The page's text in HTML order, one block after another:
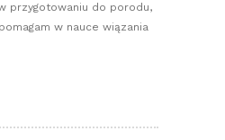
przygotowaniu do porodu,
w nauce wiązania